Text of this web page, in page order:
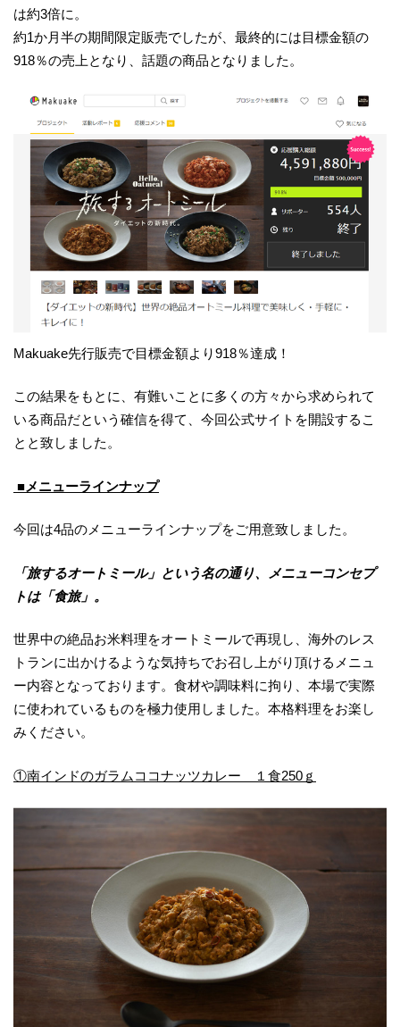
は約3倍に。
約1か月半の期間限定販売でしたが、最終的には目標金額の
918％の売上となり、話題の商品となりました。
Makuake先行販売で目標金額より918％達成！
この結果をもとに、有難いことに多くの方々から求められて
いる商品だという確信を得て、今回公式サイトを開設するこ
とと致しました。
■メニューラインナップ
今回は4品のメニューラインナップをご用意致しました。
「旅するオートミール」という名の通り、メニューコンセプ
トは「食旅」。
世界中の絶品お米料理をオートミールで再現し、海外のレス
トランに出かけるような気持ちでお召し上がり頂けるメニュ
ー内容となっております。食材や調味料に拘り、本場で実際
に使われているものを極力使用しました。本格料理をお楽し
みください。
①南インドのガラムココナッツカレー １食250ｇ